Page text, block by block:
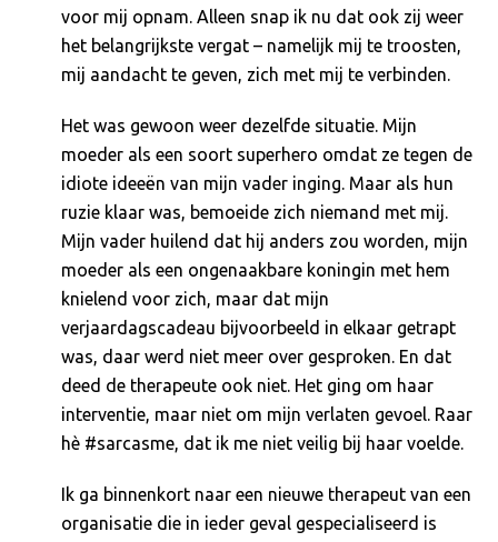
voor mij opnam. Alleen snap ik nu dat ook zij weer
het belangrijkste vergat – namelijk mij te troosten,
mij aandacht te geven, zich met mij te verbinden.
Het was gewoon weer dezelfde situatie. Mijn
moeder als een soort superhero omdat ze tegen de
idiote ideeën van mijn vader inging. Maar als hun
ruzie klaar was, bemoeide zich niemand met mij.
Mijn vader huilend dat hij anders zou worden, mijn
moeder als een ongenaakbare koningin met hem
knielend voor zich, maar dat mijn
verjaardagscadeau bijvoorbeeld in elkaar getrapt
was, daar werd niet meer over gesproken. En dat
deed de therapeute ook niet. Het ging om haar
interventie, maar niet om mijn verlaten gevoel. Raar
hè #sarcasme, dat ik me niet veilig bij haar voelde.
Ik ga binnenkort naar een nieuwe therapeut van een
organisatie die in ieder geval gespecialiseerd is